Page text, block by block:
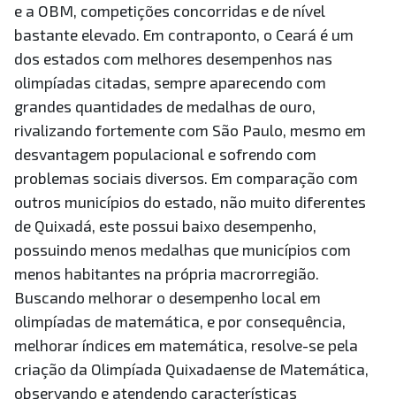
e a OBM, competições concorridas e de nível
bastante elevado. Em contraponto, o Ceará é um
dos estados com melhores desempenhos nas
olimpíadas citadas, sempre aparecendo com
grandes quantidades de medalhas de ouro,
rivalizando fortemente com São Paulo, mesmo em
desvantagem populacional e sofrendo com
problemas sociais diversos. Em comparação com
outros municípios do estado, não muito diferentes
de Quixadá, este possui baixo desempenho,
possuindo menos medalhas que municípios com
menos habitantes na própria macrorregião.
Buscando melhorar o desempenho local em
olimpíadas de matemática, e por consequência,
melhorar índices em matemática, resolve-se pela
criação da Olimpíada Quixadaense de Matemática,
observando e atendendo características